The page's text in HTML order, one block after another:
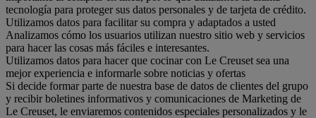
tecnología para proteger sus datos personales y de tarjeta de crédito.
Utilizamos datos para facilitar su compra y adaptados a usted
Analizamos cómo los usuarios utilizan nuestro sitio web y servicios
para hacer las cosas más fáciles e interesantes.
Utilizamos datos para hacer que cocinar con Le Creuset sea una
mejor experiencia e informarle sobre noticias y ofertas
Si decide formar parte de nuestra base de datos de clientes del grupo
y recibir boletines informativos y comunicaciones de Marketing de
Le Creuset, le enviaremos contenidos especiales personalizados y le